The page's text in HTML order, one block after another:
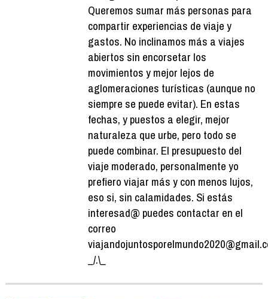
Queremos sumar más personas para
compartir experiencias de viaje y
gastos. No inclinamos más a viajes
abiertos sin encorsetar los
movimientos y mejor lejos de
aglomeraciones turísticas (aunque no
siempre se puede evitar). En estas
fechas, y puestos a elegir, mejor
naturaleza que urbe, pero todo se
puede combinar. El presupuesto del
viaje moderado, personalmente yo
prefiero viajar más y con menos lujos,
eso si, sin calamidades. Si estás
interesad@ puedes contactar en el
correo
_/.\_